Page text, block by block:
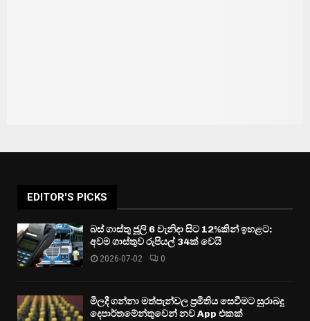
EDITOR'S PICKS
බස් ගාස්තු ජූලි 6 වැනිදා සිට 12%කින් ඉහළට:
අවම ගාස්තුව රුපියල් 34ක් වෙයි
2026-07-02 0
මිලදී ගන්නා මත්පැන්වල ප්‍රමිතිය සෙවීමට සුරාබදු
දෙපාර්තමේන්තුවෙන් නව App එකක්